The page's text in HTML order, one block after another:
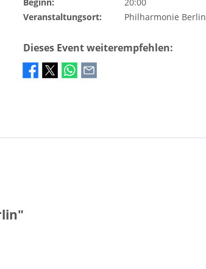
Veranstaltungsort:
Philharmonie Berlin
Dieses Event weiterempfehlen: